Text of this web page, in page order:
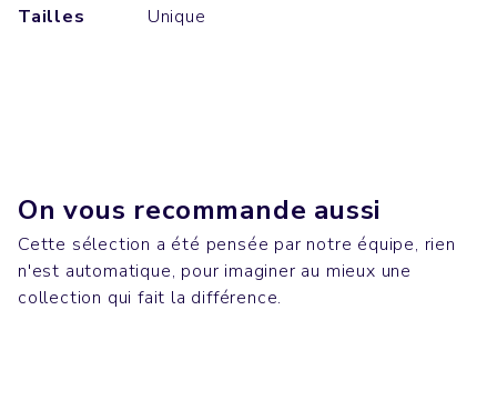
Tailles
Unique
On vous recommande aussi
Cette sélection a été pensée par notre équipe, rien
n'est automatique, pour imaginer au mieux une
collection qui fait la différence.
Bureau
MOBB DEEP
Sacs
SHOPPING BAG
T-shirts